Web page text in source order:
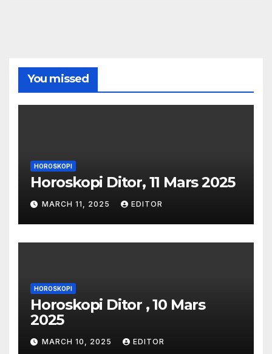
You missed
HOROSKOPI
Horoskopi Ditor, 11 Mars 2025
MARCH 11, 2025 EDITOR
HOROSKOPI
Horoskopi Ditor , 10 Mars
2025
MARCH 10, 2025 EDITOR